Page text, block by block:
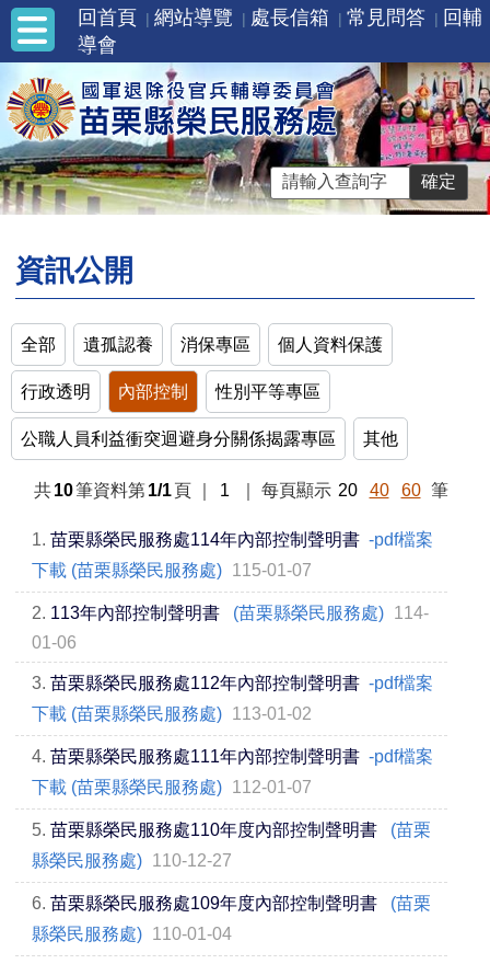
回首頁 網站導覽 處長信箱 常見問答
回輔
導會
資訊公開
全部 遺孤認養 消保專區 個人資料保護
行政透明 內部控制 性別平等專區
公職人員利益衝突迴避身分關係揭露專區 其他
共 10筆資料第 1/1 頁 1 每頁顯示 20 40 60 筆
1. 苗栗縣榮民服務處114年內部控制聲明書 -pdf檔案
下載 (苗栗縣榮民服務處) 115-01-07
2. 113年內部控制聲明書 (苗栗縣榮民服務處) 114-
01-06
3. 苗栗縣榮民服務處112年內部控制聲明書 -pdf檔案
下載 (苗栗縣榮民服務處) 113-01-02
4. 苗栗縣榮民服務處111年內部控制聲明書 -pdf檔案
下載 (苗栗縣榮民服務處) 112-01-07
5. 苗栗縣榮民服務處110年度內部控制聲明書
(苗栗
縣榮民服務處) 110-12-27
6. 苗栗縣榮民服務處109年度內部控制聲明書
(苗栗
縣榮民服務處) 110-01-04